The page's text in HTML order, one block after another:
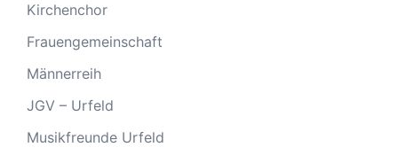
Kirchenchor
Frauengemeinschaft
Männerreih
JGV – Urfeld
Musikfreunde Urfeld